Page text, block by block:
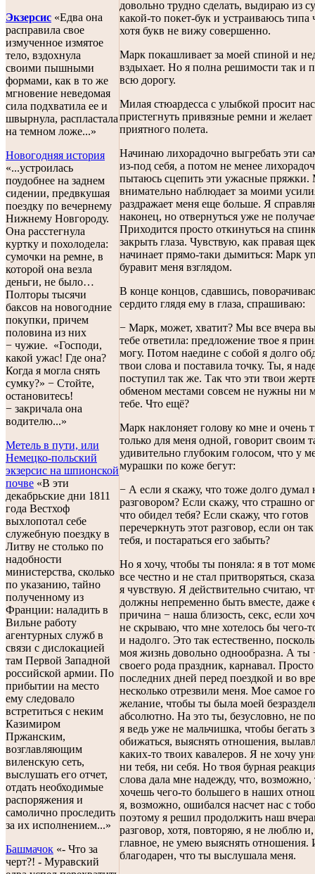
Экзерсис «Едва она
расправила свое
измученное измятое
тело, вздохнула
своими пышными
формами, как в то же
мгновение неведомая
сила подхватила ее и
швырнула, распластала
на темном ложе...»
Новогодняя история
«...устроилась
поудобнее на заднем
сидении, предвкушая
поездку по вечернему
Нижнему Новгороду.
Она расстегнула
куртку и похолодела:
сумочки на ремне, в
которой она везла
деньги, не было…
Полторы тысячи
баксов на новогодние
покупки, причем
половина из них
− чужие. «Господи,
какой ужас! Где она?
Когда я могла снять
сумку?» − Стойте,
остановитесь!
− закричала она
водителю...»
Метель в пути, или
Немецко-польский
экзерсис на шпионской
почве «В эти
декабрьские дни 1811
года Вестхоф
выхлопотал себе
служебную поездку в
Литву не столько по
надобности
министерства, сколько
по указанию, тайно
полученному из
Франции: наладить в
Вильне работу
агентурных служб в
связи с дислокацией
там Первой Западной
российской армии. По
прибытии на место
ему следовало
встретиться с неким
Казимиром
Пржанским,
возглавляющим
виленскую сеть,
выслушать его отчет,
отдать необходимые
распоряжения и
самолично проследить
за их исполнением...»
Башмачок «- Что за
черт?! - Муравский
довольно трудно сделать, выдираю из
какой-то покет-бук и устраиваюсь типа
хотя букв не вижу совершенно.
Марк покашливает за моей спиной и
вздыхает. Но я полна решимости так и
всю дорогу.
Милая стюардесса с улыбкой просит нас
пристегнуть привязные ремни и
приятного полета.
Начинаю лихорадочно выгребать эти
из-под себя, а потом не менее
пытаюсь сцепить эти ужасные пряжки.
внимательно наблюдает за моими
раздражает меня еще больше. Я
наконец, но отвернуться уже не
Приходится просто откинуться на
закрыть глаза. Чувствую, как правая
начинает прямо-таки дымиться: Марк
буравит меня взглядом.
В конце концов, сдавшись,
сердито глядя ему в глаза, спрашиваю:
− Марк, может, хватит? Мы все вчера
тебе ответила: предложение твое я
могу. Потом наедине с собой я долго
твои слова и поставила точку. Ты, я
поступил так же. Так что эти твои
обменом местами совсем не нужны ни
тебе. Что ещё?
Марк наклоняет голову ко мне и очень
только для меня одной, говорит своим
удивительно глубоким голосом, что у
мурашки по коже бегут:
− А если я скажу, что тоже долго
разговором? Если скажу, что страшно
что обидел тебя? Если скажу, что готов
перечеркнуть этот разговор, если он
тебя, и постараться его забыть?
Но я хочу, чтобы ты поняла: я в тот
все честно и не стал притворяться,
я чувствую. Я действительно считаю,
должны непременно быть вместе, даже
причина − наша близость, секс, если
не скрываю, что мне хотелось бы чего-
и надолго. Это так естественно,
моя жизнь довольно однообразна. А ты
своего рода праздник, карнавал.
последних дней перед поездкой и во
несколько отрезвили меня. Мое самое
желание, чтобы ты была моей
абсолютно. На это ты, безусловно, не
я ведь уже не мальчишка, чтобы бегать
обижаться, выяснять отношения,
каких-то твоих кавалеров. Я не хочу
ни тебя, ни себя. Но твоя бурная
слова дала мне надежду, что,
хочешь чего-то большего в наших
я, возможно, ошибался насчет нас с
поэтому я решил продолжить наш
разговор, хотя, повторяю, я не люблю
главное, не умею выяснять отношения.
благодарен, что ты выслушала меня.